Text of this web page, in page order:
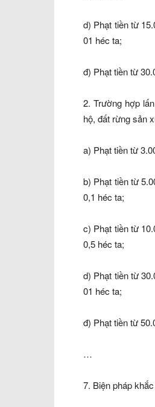
d) Phạt tiền từ
01 héc ta;
đ) Phạt tiền từ
2. Trường hợp
hộ, đất rừng sản
a) Phạt tiền từ
b) Phạt tiền từ
0,1 héc ta;
c) Phạt tiền từ
0,5 héc ta;
d) Phạt tiền từ
01 héc ta;
đ) Phạt tiền từ
…
7. Biện pháp